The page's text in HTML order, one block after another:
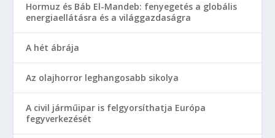
Hormuz és Báb El-Mandeb: fenyegetés a globális
energiaellátásra és a világgazdaságra
A hét ábrája
Az olajhorror leghangosabb sikolya
A civil járműipar is felgyorsíthatja Európa
fegyverkezését